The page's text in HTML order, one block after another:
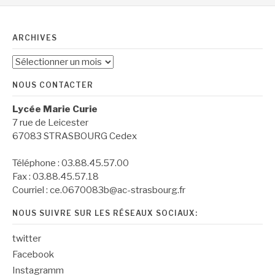
ARCHIVES
Archives
NOUS CONTACTER
Lycée Marie Curie
7 rue de Leicester
67083 STRASBOURG Cedex
Téléphone : 03.88.45.57.00
Fax : 03.88.45.57.18
Courriel : ce.0670083b@ac-strasbourg.fr
NOUS SUIVRE SUR LES RÉSEAUX SOCIAUX:
twitter
Facebook
Instagramm